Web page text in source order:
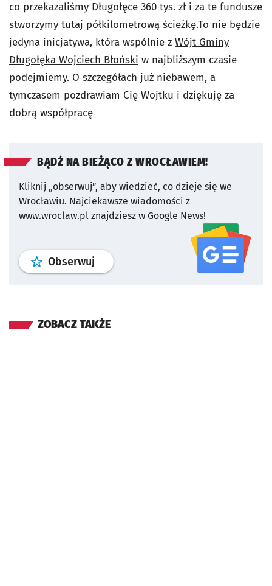
co przekazaliśmy Długołęce 360 tys. zł i za te fundusze
stworzymy tutaj półkilometrową ścieżkę.To nie będzie
jedyna inicjatywa, która wspólnie z Wójt Gminy
Długołęka Wojciech Błoński w najbliższym czasie
podejmiemy. O szczegółach już niebawem, a
tymczasem pozdrawiam Cię Wojtku i dziękuję za
dobrą współpracę
BĄDŹ NA BIEŻĄCO Z WROCŁAWIEM!
Kliknij „obserwuj”, aby wiedzieć, co dzieje się we
Wrocławiu. Najciekawsze wiadomości z
www.wroclaw.pl znajdziesz w Google News!
Obserwuj profil serwisu
ZOBACZ TAKŻE